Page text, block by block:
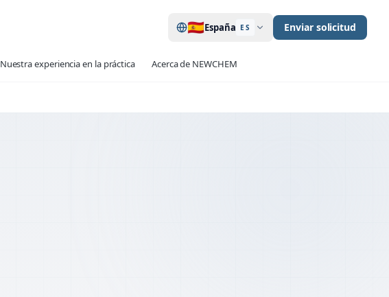
🇪🇸España ES Enviar solicitud
Nuestra experiencia en la práctica Acerca de NEWCHEM